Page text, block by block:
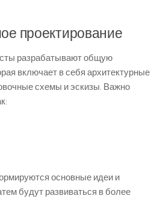
проектирование
разрабатывают общую
включает в себя архитектурные
схемы и эскизы. Важно
основные идеи и
будут развиваться в более